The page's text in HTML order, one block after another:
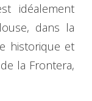
idéalement
dans la
historique et
la Frontera,